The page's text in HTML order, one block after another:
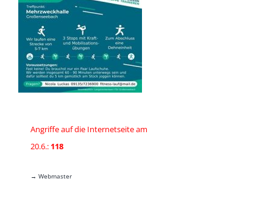
Angriffe auf die Internetseite am
20.6.: 118
→ Webmaster